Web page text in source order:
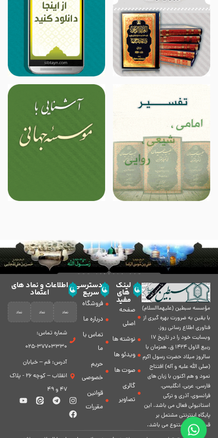
مؤسسه سبطين (عليهماالسلام)
با يقين به ضرورت بهره گیرى از
فناورى اطلاع رسانى روز،
وبسایت خود را در تاريخ 17
ربيع الاول 1424 ق. همزمان با
سالروز ميلاد حضرت رسول اكرم
(صلی الله علیه و آله) افتتاح
نمود و هم اكنون با زبان های
فارسی، عربى، انگلیسی،
فرانسوی، آذری و ترکی
استانبولی فعال مى باشد. اين
پايگاه اينترنتى مشتمل بر
قسمت هاى متنوع مى باشد.
لینک
های
مفید
صفحه
اصلی
نوشته ها
ویدئو ها
صوت ها
گالری
تصاویر
دسترسی
سریع
فروشگاه
درباره ما
تماس با
ما
حریم
خصوصی
قوانین
مقررات
اطلاعات و نماد های
اعتماد
شماره تماس:
37703330-025
آدرس: قم – خیابان
انقلاب – کوچه 26 - پلاک
47 و 49